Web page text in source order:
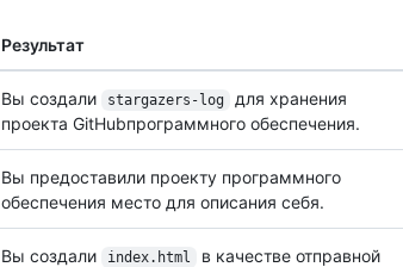
Результат
Вы создали stargazers-log
для хранения
проекта GitHubпрограммного обеспечения.
Вы предоставили проекту программного
обеспечения место для описания себя.
Вы создали index.html
в качестве отправной